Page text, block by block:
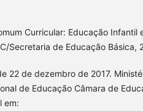
Curricular: Educação Infantil
Secretaria de Educação Básica,
22 de dezembro de 2017.
de Educação Câmara de
em: